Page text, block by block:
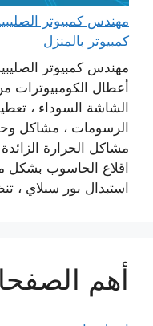
كمبيوتر بالمنزل
مهندس كمبيوتر
أعطال الكومبيوترات
الشاشة السوداء ،
الرسومات ، مشاكل
مشاكل الحرارة
اقلاع الحاسوب بشكل
استبدال بور سبلاي ،
أهم